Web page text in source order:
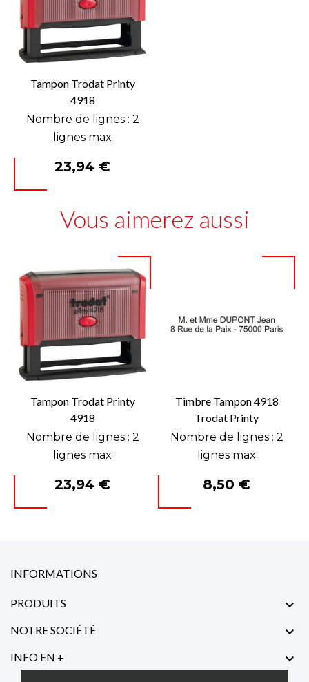
Tampon Trodat Printy
4918
Nombre de lignes : 2
lignes max
Prix
23,94 €
Vous aimerez aussi
Tampon Trodat Printy
4918
Nombre de lignes : 2
lignes max
Prix
23,94 €
Timbre Tampon 4918
Trodat Printy
Nombre de lignes : 2
lignes max
Prix
8,50 €
INFORMATIONS
PRODUITS 
NOTRE SOCIÉTÉ 
INFO EN + 